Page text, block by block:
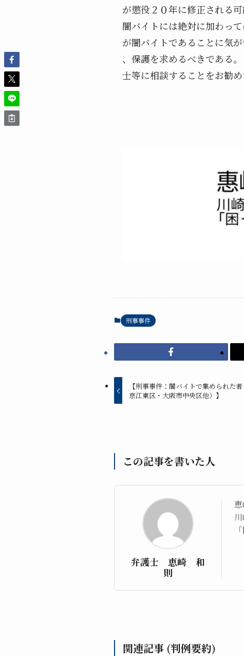
が懲役２０年に修正される可
闇バイトには絶対に加わっ
が闇バイトであることに気
、保護を求めるべきである
士等に相談することをお勧め
刑事事件
【刑事事件：闇バイトで集められた
京江東区・大阪市中央区他）】
この記事を書いた人
弁護士 恵崎 和
則
関連記事 (判例要約)